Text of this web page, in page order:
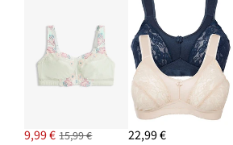
9,99 € 15,99 € 22,99 €